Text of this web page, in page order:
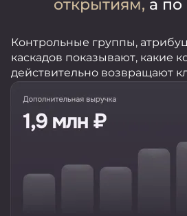
открытиям, а по
Контрольные группы,
каскадов показывают, какие
действительно возвращают